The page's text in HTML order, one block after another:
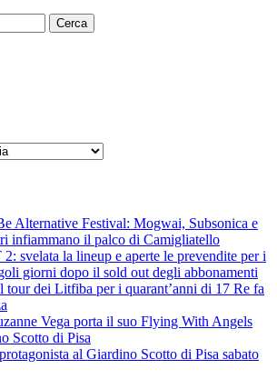
Alternative Festival: Mogwai, Subsonica e
infiammano il palco di Camigliatello
svelata la lineup e aperte le prevendite per i
giorni dopo il sold out degli abbonamenti
dei Litfiba per i quarant’anni di 17 Re fa
Vega porta il suo Flying With Angels
Scotto di Pisa
al Giardino Scotto di Pisa sabato